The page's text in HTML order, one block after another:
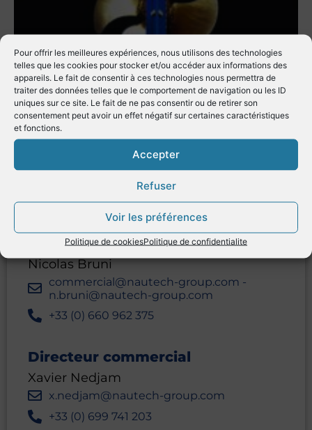
Pour offrir les meilleures expériences, nous utilisons des technologies
telles que les cookies pour stocker et/ou accéder aux informations des
appareils. Le fait de consentir à ces technologies nous permettra de
traiter des données telles que le comportement de navigation ou les ID
uniques sur ce site. Le fait de ne pas consentir ou de retirer son
consentement peut avoir un effet négatif sur certaines caractéristiques
et fonctions.
Accepter
Refuser
Voir les préférences
Politique de cookiesPolitique de confidentialite
CONTACT
46 quai François Mitterrand
La Ciotat France
Directeur opérationnel
Nicolas Bruni
commercial@nautech-group.com -
n.bruni@nautech-group.com
+33 (0) 660 962 375
Directeur commercial
Xavier Nedjam
x.nedjam@nautech-group.com
+33 (0) 699 741 203